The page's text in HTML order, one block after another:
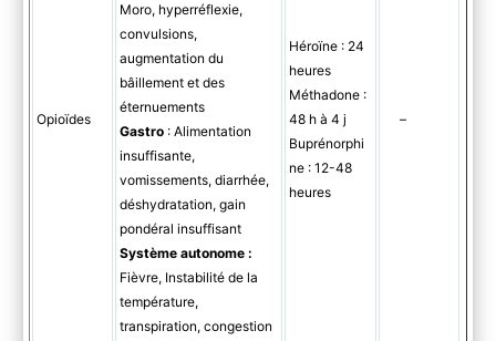
Opioïdes
Moro, hyperréflexie,
convulsions,
augmentation du
bâillement et des
éternuements
Gastro : Alimentation
insuffisante,
vomissements, diarrhée,
déshydratation, gain
pondéral insuffisant
Système autonome :
Fièvre, Instabilité de la
température,
transpiration, congestion
Héroïne : 24
heures
Méthadone :
48 h à 4 j
Buprénorphi
ne : 12-48
heures
–